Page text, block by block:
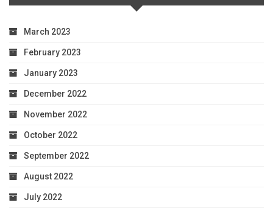
March 2023
February 2023
January 2023
December 2022
November 2022
October 2022
September 2022
August 2022
July 2022